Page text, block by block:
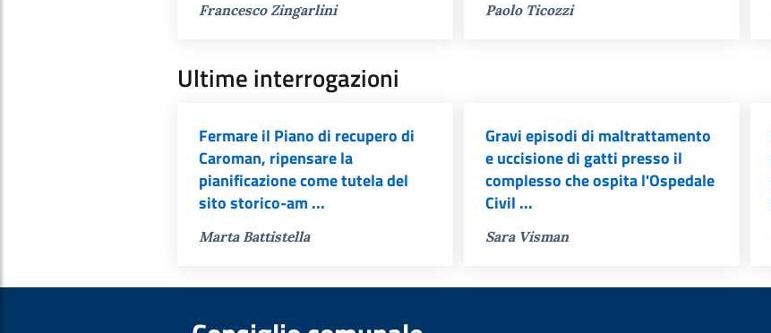
Francesco Zingarlini Paolo Ticozzi
Ultime interrogazioni
Fermare il Piano di recupero di
Caroman, ripensare la
pianificazione come tutela del
sito storico-am ...
Marta Battistella
Gravi episodi di maltrattamento
e uccisione di gatti presso il
complesso che ospita l'Ospedale
Civil ...
Sara Visman